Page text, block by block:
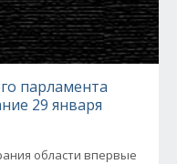
парламента
29 января
области впервые